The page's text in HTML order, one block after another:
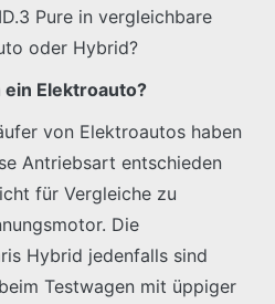
Pure in vergleichbare
oder Hybrid?
Elektroauto?
von Elektroautos haben
Antriebsart entschieden
für Vergleiche zu
Die
Hybrid jedenfalls sind
Testwagen mit üppiger